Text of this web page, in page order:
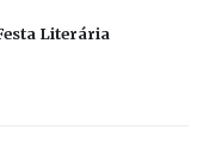
Literária